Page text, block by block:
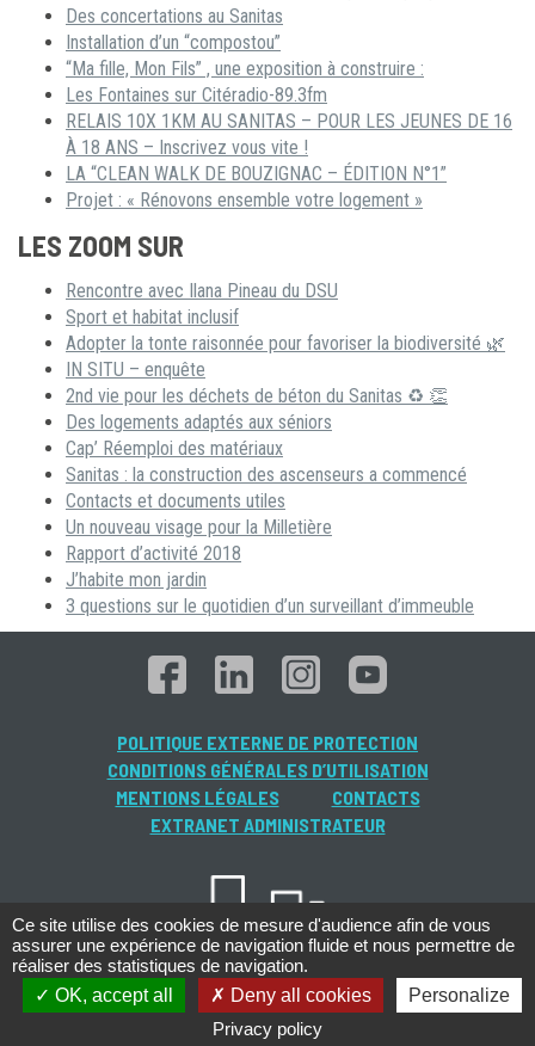
Des concertations au Sanitas
Installation d’un “compostou”
“Ma fille, Mon Fils” , une exposition à construire :
Les Fontaines sur Citéradio-89.3fm
RELAIS 10X 1KM AU SANITAS – POUR LES JEUNES DE 16
À 18 ANS – Inscrivez vous vite !
LA “CLEAN WALK DE BOUZIGNAC – ÉDITION N°1”
Projet : « Rénovons ensemble votre logement »
LES ZOOM SUR
Rencontre avec Ilana Pineau du DSU
Sport et habitat inclusif
Adopter la tonte raisonnée pour favoriser la biodiversité 🌿
IN SITU – enquête
2nd vie pour les déchets de béton du Sanitas ♻ 👏
Des logements adaptés aux séniors
Cap’ Réemploi des matériaux
Sanitas : la construction des ascenseurs a commencé
Contacts et documents utiles
Un nouveau visage pour la Milletière
Rapport d’activité 2018
J’habite mon jardin
3 questions sur le quotidien d’un surveillant d’immeuble
POLITIQUE EXTERNE DE PROTECTION
CONDITIONS GÉNÉRALES D’UTILISATION
MENTIONS LÉGALES
CONTACTS
EXTRANET ADMINISTRATEUR
Ce site utilise des cookies de mesure d'audience afin de vous
assurer une expérience de navigation fluide et nous permettre de
réaliser des statistiques de navigation.
OK, accept all
Deny all cookies
Personalize
Privacy policy